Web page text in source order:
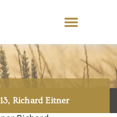
Richard Eitner